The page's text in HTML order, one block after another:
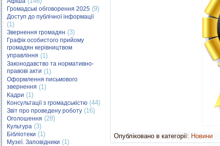
Громадські обговорення 2025 (9)
Доступ до публічної інформації
(1)
Звернення громадян (3)
Графік особистого прийому
громадян керівництвом
управління (1)
Законодавство та нормативно-
правові акти (1)
Оформлення письмового
звернення (1)
Кадри (1)
Консультації з громадськістю (44)
Звіт про проведену роботу (16)
Оголошення (28)
Культура (3)
Бібліотеки (1)
Музеї. Заповідники (1)
Опубліковано в категорії: Новини